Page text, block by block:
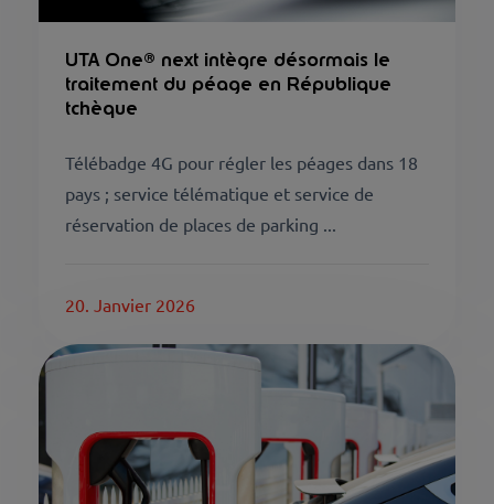
UTA One® next intègre désormais le
traitement du péage en République
tchèque
Télébadge 4G pour régler les péages dans 18
pays ; service télématique et service de
réservation de places de parking ...
20. Janvier 2026